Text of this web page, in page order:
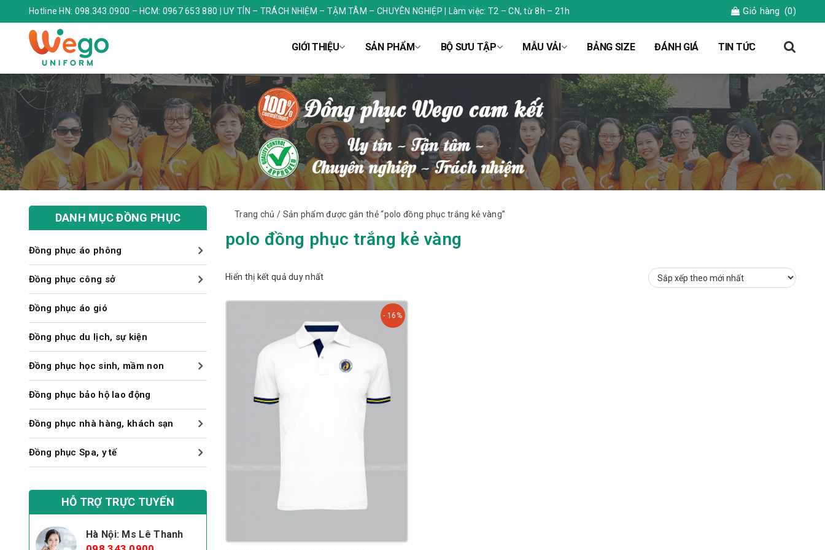
Hotline HN: 098.343.0900 – HCM: 0967 653 880 | UY TÍN – TRÁCH NHIỆM – TẬM TÂM – CHUYÊN NGHIỆP | Làm việc: T2 – CN, từ 8h – 21h Giỏ hàng (0)
GIỚI THIỆU SẢN PHẨM BỘ SƯU TẬP MẪU VẢI BẢNG SIZE ĐÁNH GIÁ TIN TỨC
Trang chủ / Sản phẩm được gắn thẻ “polo đồng phục trắng kẻ vàng”
polo đồng phục trắng kẻ vàng
Hiển thị kết quả duy nhất
- 16%
DANH MỤC ĐỒNG PHỤC
Đồng phục áo phông
Đồng phục công sở
Đồng phục áo gió
Đồng phục du lịch, sự kiện
Đồng phục học sinh, mầm non
Đồng phục bảo hộ lao động
Đồng phục nhà hàng, khách sạn
Đồng phục Spa, y tế
HỖ TRỢ TRỰC TUYẾN
Hà Nội: Ms Lê Thanh